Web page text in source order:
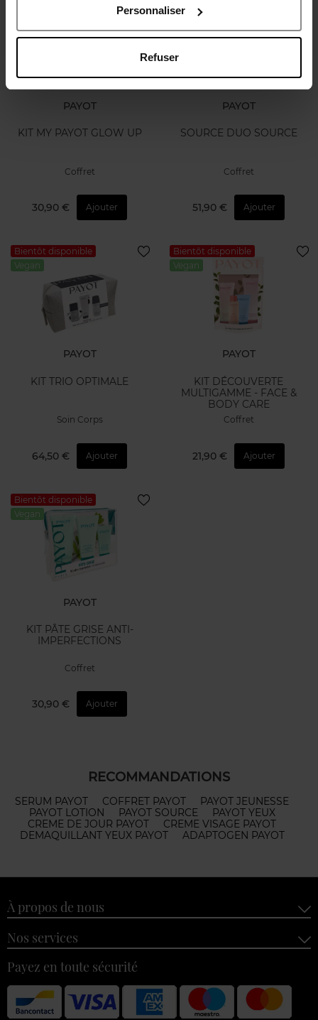
Personnaliser
Refuser
PAYOT
KIT MY PAYOT GLOW UP
Coffret
30,90 € Ajouter
Vegan
Eco
PAYOT
SOURCE DUO SOURCE
Coffret
51,90 € Ajouter
Bientôt disponible
Vegan
PAYOT
KIT TRIO OPTIMALE
Soin Corps
64,50 € Ajouter
Bientôt disponible
Vegan
PAYOT
KIT DÉCOUVERTE
MULTIGAMME - FACE &
BODY CARE
Coffret
21,90 € Ajouter
Bientôt disponible
Vegan
PAYOT
KIT PÂTE GRISE ANTI-
IMPERFECTIONS
Coffret
30,90 € Ajouter
RECOMMANDATIONS
SERUM PAYOT COFFRET PAYOT
PAYOT JEUNESSE
PAYOT LOTION
PAYOT SOURCE
PAYOT YEUX
CREME DE JOUR PAYOT
CREME VISAGE PAYOT
DEMAQUILLANT YEUX PAYOT
ADAPTOGEN PAYOT
À propos de nous
Nos services
Payez en toute sécurité